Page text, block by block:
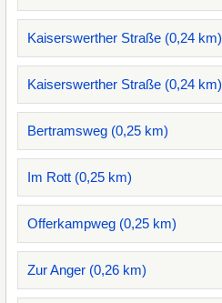
Kaiserswerther Straße (0,24 km)
Kaiserswerther Straße (0,24 km)
Bertramsweg (0,25 km)
Im Rott (0,25 km)
Offerkampweg (0,25 km)
Zur Anger (0,26 km)